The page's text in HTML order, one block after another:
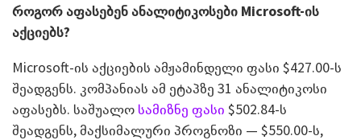
როგორ აფასებენ ანალიტიკოსები Microsoft-ის
აქციებს?
Microsoft-ის აქციების ამჟამინდელი ფასი $427.00-ს
შეადგენს. კომპანიას ამ ეტაპზე 31 ანალიტიკოსი
აფასებს. საშუალო სამიზნე ფასი $502.84-ს
შეადგენს, მაქსიმალური პროგნოზი — $550.00-ს,